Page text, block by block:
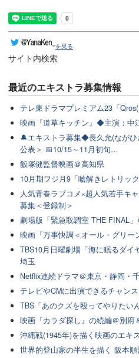
を見る
サイト内検索
最近のエキストラ募集情報
テレ東ドラマプレミアム23「Qros(
映画『道草キッチン』◆主演：中
🔔エキストラ募集◆長久允(なが
公表＞ 📅10/15～11月初旬…
飯塚健監督映画＠高知県
10月期フジ月9「嘘解きレトリック
人気青春ラブコメ×超人気若手キ
募集＜登録制＞
劇場版「緊急取調室 THE FINAL
映画『万事快調＜オール・グリー
TBS10月日曜劇場「海に眠るダイ
埼玉
Netflix連続ドラマ＠東京・静岡・
テレビやCMに出演できるチャン
TBS「あのクズを殴ってやりたい
映画『カラダ探し』の続編＠別府
沖縄戦(1945年)を描く映画のエキ
世界的登山家の半生を描く 阪本